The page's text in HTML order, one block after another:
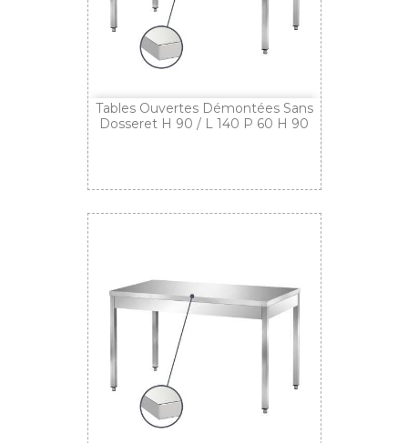
Tables Ouvertes Démontées Sans
Dosseret H 90 / L 140 P 60 H 90